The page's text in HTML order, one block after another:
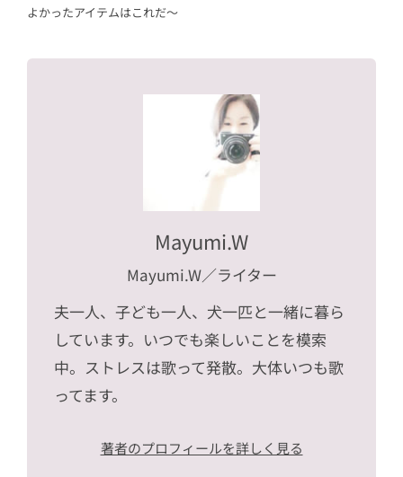
よかったアイテムはこれだ〜
Mayumi.W
Mayumi.W／ライター
夫一人、子ども一人、犬一匹と一緒に暮ら
しています。いつでも楽しいことを模索
中。ストレスは歌って発散。大体いつも歌
ってます。
著者のプロフィールを詳しく見る